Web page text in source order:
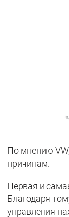
По мнению
причинам.
Первая и
Благодаря
управления